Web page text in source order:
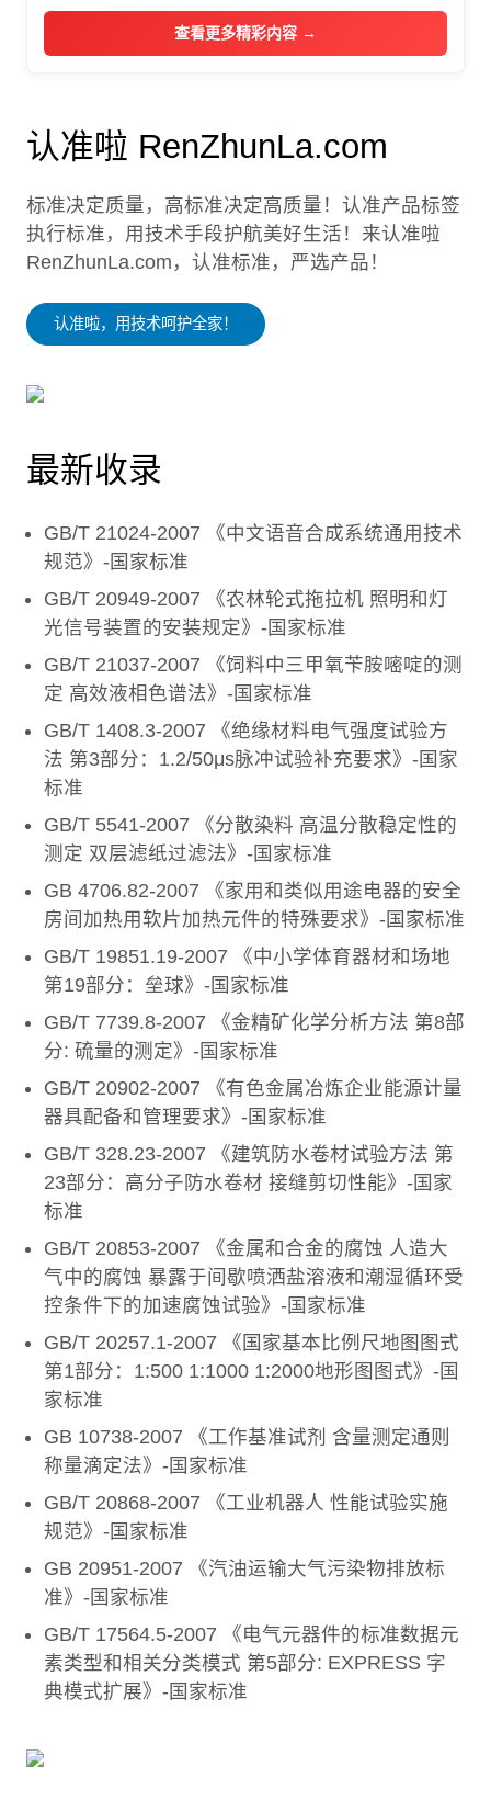
查看更多精彩内容 →
认准啦 RenZhunLa.com
标准决定质量，高标准决定高质量！认准产品标签
执行标准，用技术手段护航美好生活！来认准啦
RenZhunLa.com，认准标准，严选产品！
认准啦，用技术呵护全家！
最新收录
GB/T 21024-2007 《中文语音合成系统通用技术
规范》-国家标准
GB/T 20949-2007 《农林轮式拖拉机 照明和灯
光信号装置的安装规定》-国家标准
GB/T 21037-2007 《饲料中三甲氧苄胺嘧啶的测
定 高效液相色谱法》-国家标准
GB/T 1408.3-2007 《绝缘材料电气强度试验方
法 第3部分：1.2/50μs脉冲试验补充要求》-国家
标准
GB/T 5541-2007 《分散染料 高温分散稳定性的
测定 双层滤纸过滤法》-国家标准
GB 4706.82-2007 《家用和类似用途电器的安全
房间加热用软片加热元件的特殊要求》-国家标准
GB/T 19851.19-2007 《中小学体育器材和场地
第19部分：垒球》-国家标准
GB/T 7739.8-2007 《金精矿化学分析方法 第8部
分: 硫量的测定》-国家标准
GB/T 20902-2007 《有色金属冶炼企业能源计量
器具配备和管理要求》-国家标准
GB/T 328.23-2007 《建筑防水卷材试验方法 第
23部分：高分子防水卷材 接缝剪切性能》-国家
标准
GB/T 20853-2007 《金属和合金的腐蚀 人造大
气中的腐蚀 暴露于间歇喷洒盐溶液和潮湿循环受
控条件下的加速腐蚀试验》-国家标准
GB/T 20257.1-2007 《国家基本比例尺地图图式
第1部分：1:500 1:1000 1:2000地形图图式》-国
家标准
GB 10738-2007 《工作基准试剂 含量测定通则
称量滴定法》-国家标准
GB/T 20868-2007 《工业机器人 性能试验实施
规范》-国家标准
GB 20951-2007 《汽油运输大气污染物排放标
准》-国家标准
GB/T 17564.5-2007 《电气元器件的标准数据元
素类型和相关分类模式 第5部分: EXPRESS 字
典模式扩展》-国家标准